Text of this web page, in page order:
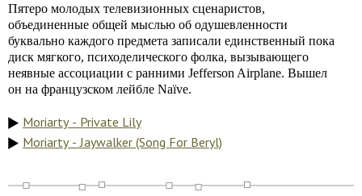
Пятеро молодых телевизионных сценаристов,
объединенные общей мыслью об одушевленности
буквально каждого предмета записали единственный пока
диск мягкого, психоделического фолка, вызывающего
неявные ассоциации с ранними Jefferson Airplane. Вышел
он на французском лейбле Naïve.
Moriarty - Private Lily
Moriarty - Jaywalker (Song For Beryl)